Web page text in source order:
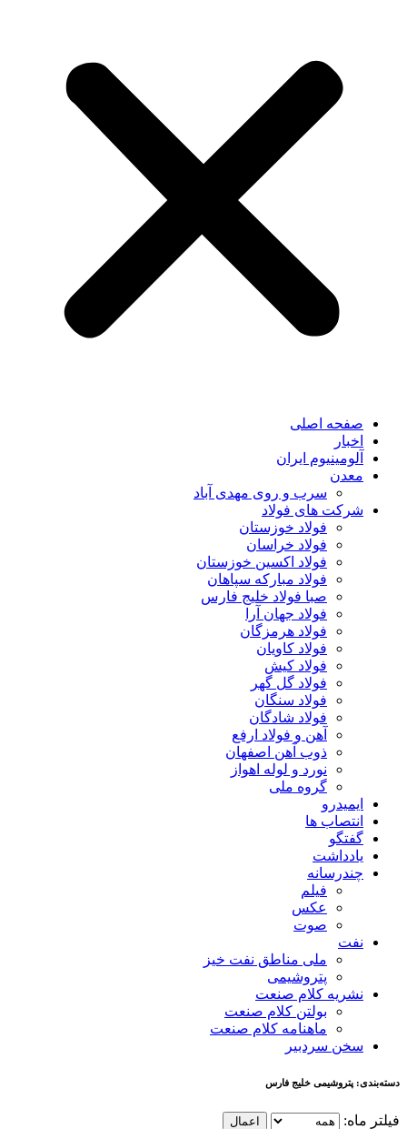
صفحه اصلی
اخبار
آلومینیوم ایران
معدن
سرب و روی مهدی آباد
شرکت های فولاد
فولاد خوزستان
فولاد خراسان
فولاد اکسین خوزستان
فولاد مبارکه سپاهان
صبا فولاد خلیج فارس
فولاد جهان آرا
فولاد هرمزگان
فولاد کاویان
فولاد کیش
فولاد گل گهر
فولاد سنگان
فولاد شادگان
آهن و فولاد ارفع
ذوب آهن اصفهان
نورد و لوله اهواز
گروه ملی
ایمیدرو
انتصاب ها
گفتگو
یادداشت
چندرسانه
فیلم
عکس
صوت
نفت
ملی مناطق نفت خیز
پتروشیمی
نشریه کلام صنعت
بولتن کلام صنعت
ماهنامه کلام صنعت
سخن سردبیر
دسته‌بندی: پتروشیمی خلیج فارس
فیلتر ماه: اعمال